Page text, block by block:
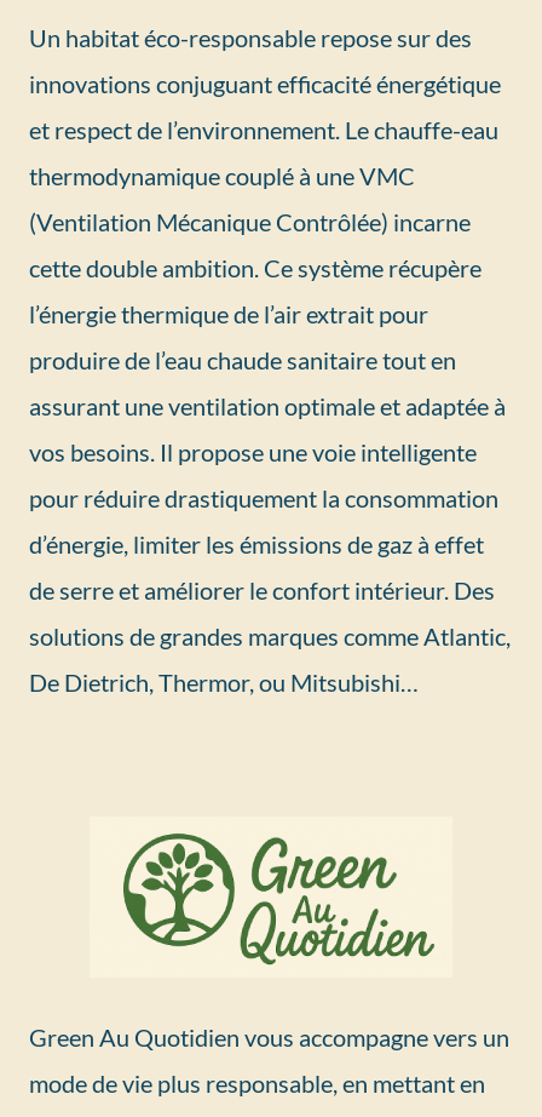
Un habitat éco-responsable repose sur des
innovations conjuguant efficacité énergétique
et respect de l’environnement. Le chauffe-eau
thermodynamique couplé à une VMC
(Ventilation Mécanique Contrôlée) incarne
cette double ambition. Ce système récupère
l’énergie thermique de l’air extrait pour
produire de l’eau chaude sanitaire tout en
assurant une ventilation optimale et adaptée à
vos besoins. Il propose une voie intelligente
pour réduire drastiquement la consommation
d’énergie, limiter les émissions de gaz à effet
de serre et améliorer le confort intérieur. Des
solutions de grandes marques comme Atlantic,
De Dietrich, Thermor, ou Mitsubishi…
Green Au Quotidien vous accompagne vers un
mode de vie plus responsable, en mettant en